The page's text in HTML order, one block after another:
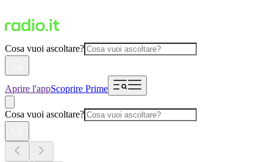
Cosa vuoi ascoltare?
Aprire l'appScoprire Prime
Cosa vuoi ascoltare?